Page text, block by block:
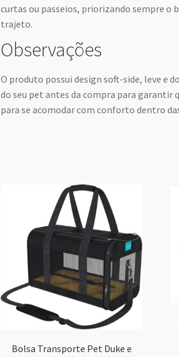
curtas ou passeios, priorizando sempre o
trajeto.
Observações
O produto possui design soft-side, leve e
do seu pet antes da compra para garantir
para se acomodar com conforto dentro
Bolsa Transporte Pet Duke e